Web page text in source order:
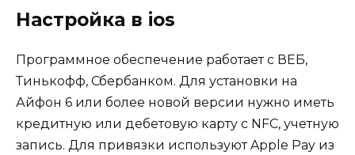
Настройка в ios
Программное обеспечение работает с ВЕБ,
Тинькофф, Сбербанком. Для установки на
Айфон 6 или более новой версии нужно иметь
кредитную или дебетовую карту с NFC, учетную
запись. Для привязки используют Apple Pay из